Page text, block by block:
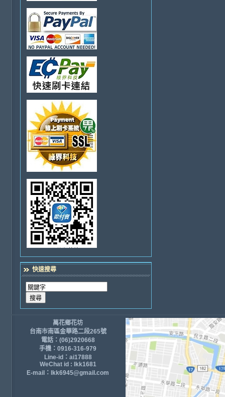
快速搜尋
萬花鄉花坊
台南市南區金華路二段265號
電話：(06)2920668
手機：0916-316-979
Line-id：ai17888
WeChat id : lkk1681
E-mail：lkk6945@gmail.com